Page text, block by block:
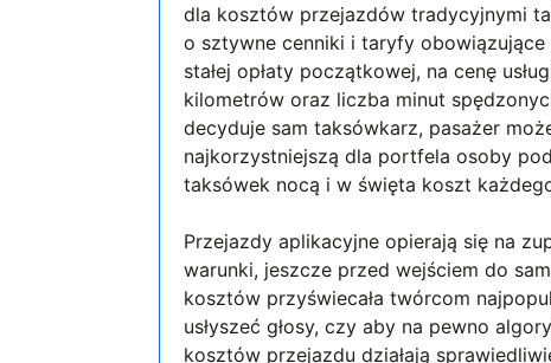
dla kosztów przejazdów tradycyjnymi
o sztywne cenniki i taryfy
stałej opłaty początkowej, na cenę
kilometrów oraz liczba minut
decyduje sam taksówkarz, pasażer
najkorzystniejszą dla portfela osoby
taksówek nocą i w święta koszt
Przejazdy aplikacyjne opierają się na
warunki, jeszcze przed wejściem do
kosztów przyświecała twórcom
usłyszeć głosy, czy aby na pewno
kosztów przejazdu działają